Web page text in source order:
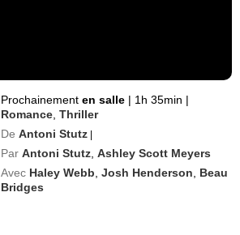
Prochainementen salle | 1h 35min |
Romance ,Thriller
De Antoni Stutz |
Par Antoni Stutz ,Ashley Scott Meyers
Avec Haley Webb ,Josh Henderson
Beau
Bridges